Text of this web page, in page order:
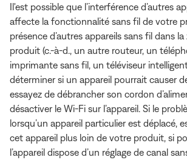
Il'est possible que l’interférence d’autres
affecte la fonctionnalité sans fil de votre
présence d’autres appareils sans fil dans
produit (c.-à-d., un autre routeur, un
imprimante sans fil, un téléviseur
déterminer si un appareil pourrait causer
essayez de débrancher son cordon
désactiver le Wi-Fi sur l’appareil. Si le
lorsqu’un appareil particulier est déplacé,
cet appareil plus loin de votre produit, si
l’appareil dispose d’un réglage de canal